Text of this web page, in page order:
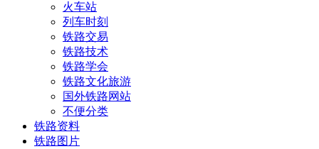
火车站
列车时刻
铁路交易
铁路技术
铁路学会
铁路文化旅游
国外铁路网站
不便分类
铁路资料
铁路图片